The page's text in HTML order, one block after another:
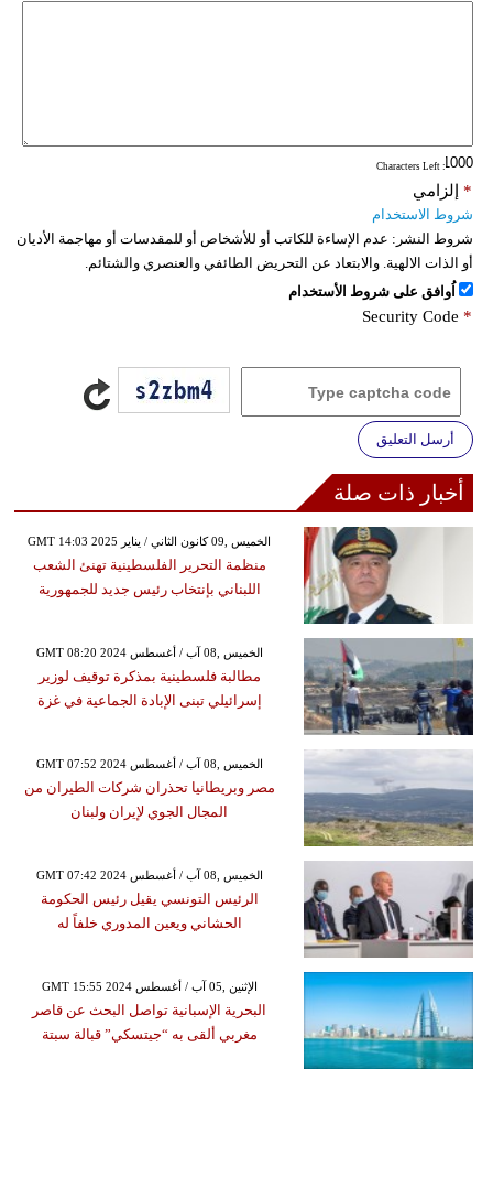
: Characters Left
إلزامي *
شروط الاستخدام
شروط النشر: عدم الإساءة للكاتب أو للأشخاص أو للمقدسات أو مهاجمة الأديان
أو الذات الالهية. والابتعاد عن التحريض الطائفي والعنصري والشتائم.
اُوافق على شروط الأستخدام
Security Code *
أرسل التعليق
أخبار ذات صلة
GMT 14:03 2025 الخميس ,09 كانون الثاني / يناير
منظمة التحرير الفلسطينية تهنئ الشعب
اللبناني بإنتخاب رئيس جديد للجمهورية
GMT 08:20 2024 الخميس ,08 آب / أغسطس
مطالبة فلسطينية بمذكرة توقيف لوزير
إسرائيلي تبنى الإبادة الجماعية في غزة
GMT 07:52 2024 الخميس ,08 آب / أغسطس
مصر وبريطانيا تحذران شركات الطيران من
المجال الجوي لإيران ولبنان
GMT 07:42 2024 الخميس ,08 آب / أغسطس
الرئيس التونسي يقيل رئيس الحكومة
الحشاني ويعين المدوري خلفاً له
GMT 15:55 2024 الإثنين ,05 آب / أغسطس
البحرية الإسبانية تواصل البحث عن قاصر
مغربي ألقى به “جيتسكي” قبالة سبتة